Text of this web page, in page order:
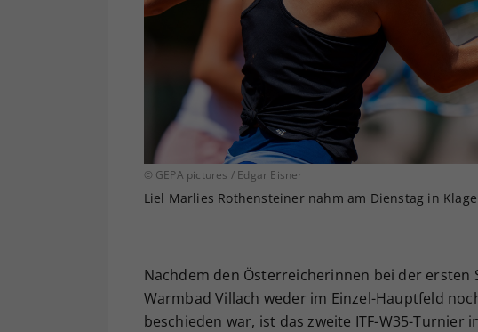
© GEPA pictures / Edgar Eisner
Liel Marlies Rothensteiner nahm am Dienstag in
Nachdem den Österreicherinnen bei der ersten
Warmbad Villach weder im Einzel-Hauptfeld
beschieden war, ist das zweite ITF-W35-